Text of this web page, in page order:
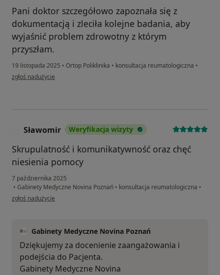
Pani doktor szczegółowo zapoznała się z
dokumentacją i zleciła kolejne badania, aby
wyjaśnić problem zdrowotny z którym
przyszłam.
19 listopada 2025 • Ortop Poliklinika • konsultacja reumatologiczna •
w opinii użytkownika J. Ł
zgłoś nadużycie
Sławomir Weryfikacja wizyty
Skrupulatność i komunikatywność oraz chęć
niesienia pomocy
7 października 2025
• Gabinety Medyczne Novina Poznań • konsultacja reumatologiczna •
w opinii użytkownika Sławomir
zgłoś nadużycie
Gabinety Medyczne Novina Poznań
Dziękujemy za docenienie zaangażowania i
podejścia do Pacjenta.
Gabinety Medyczne Novina